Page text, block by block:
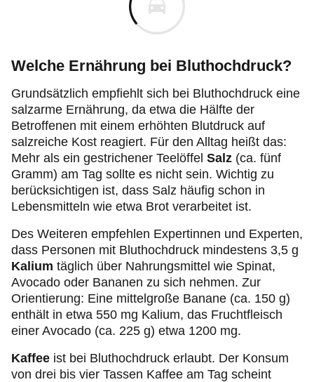
Welche Ernährung bei Bluthochdruck?
Grundsätzlich empfiehlt sich bei Bluthochdruck eine
salzarme Ernährung, da etwa die Hälfte der
Betroffenen mit einem erhöhten Blutdruck auf
salzreiche Kost reagiert. Für den Alltag heißt das:
Mehr als ein gestrichener Teelöffel Salz (ca. fünf
Gramm) am Tag sollte es nicht sein. Wichtig zu
berücksichtigen ist, dass Salz häufig schon in
Lebensmitteln wie etwa Brot verarbeitet ist.
Des Weiteren empfehlen Expertinnen und Experten,
dass Personen mit Bluthochdruck mindestens 3,5 g
Kalium täglich über Nahrungsmittel wie Spinat,
Avocado oder Bananen zu sich nehmen. Zur
Orientierung: Eine mittelgroße Banane (ca. 150 g)
enthält in etwa 550 mg Kalium, das Fruchtfleisch
einer Avocado (ca. 225 g) etwa 1200 mg.
Kaffee ist bei Bluthochdruck erlaubt. Der Konsum
von drei bis vier Tassen Kaffee am Tag scheint